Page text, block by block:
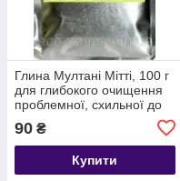
Глина Мултані Мітті, 100 г
для глибокого очищення
проблемної, схильної до
вугрової висипки, жирної
шкіри. Індія
90 ₴
Купити